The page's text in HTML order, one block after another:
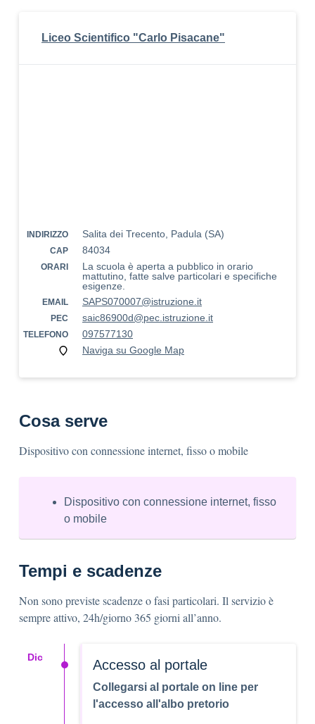
Liceo Scientifico "Carlo Pisacane"
INDIRIZZO Salita dei Trecento, Padula (SA)
CAP 84034
ORARI
La scuola è aperta a pubblico in orario
mattutino, fatte salve particolari e specifiche
esigenze.
EMAIL SAPS070007@istruzione.it
PEC saic86900d@pec.istruzione.it
TELEFONO
097577130
Naviga su Google Map
Cosa serve
Dispositivo con connessione internet, fisso o mobile
Dispositivo con connessione internet, fisso
o mobile
Tempi e scadenze
Non sono previste scadenze o fasi particolari. Il servizio è
sempre attivo, 24h/giorno 365 giorni all’anno.
Accesso al portale
Collegarsi al portale on line per
l'accesso all'albo pretorio
Dic